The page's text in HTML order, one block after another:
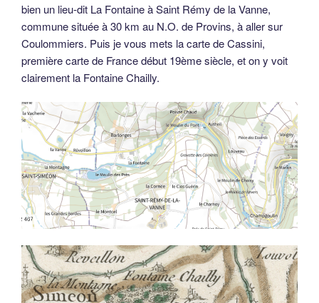
bien un lieu-dit La Fontaine à Saint Rémy de la Vanne,
commune située à 30 km au N.O. de Provins, à aller sur
Coulommiers. Puis je vous mets la carte de Cassini,
première carte de France début 19ème siècle, et on y voit
clairement la Fontaine Chailly.